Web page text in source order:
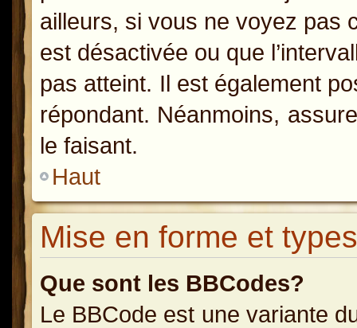
ailleurs, si vous ne voyez pas
est désactivée ou que
pas atteint. Il est également
répondant. Néanmoins,
le faisant.
Haut
Mise en forme et
Que sont les BBCodes?
Le BBCode est une variante